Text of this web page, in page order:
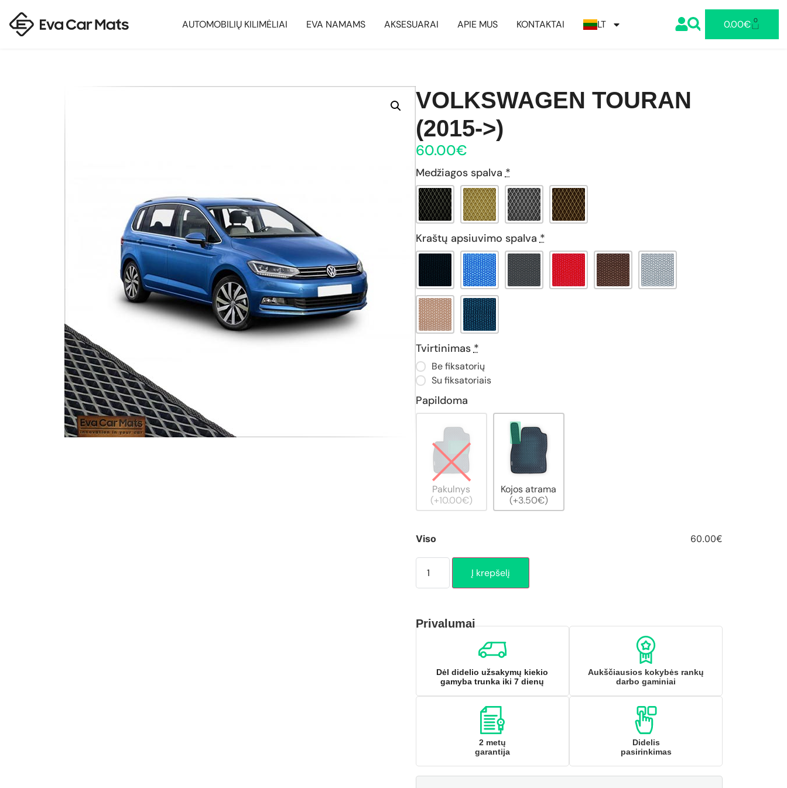
AUTOMOBILIŲ KILIMĖLIAI EVA NAMAMS AKSESUARAI APIE MUS KONTAKTAI LT 0.00€ 0
VOLKSWAGEN TOURAN
(2015->)
60.00€
Medžiagos spalva *
Kraštų apsiuvimo spalva *
Tvirtinimas *
Be fiksatorių
Su fiksatoriais
Papildoma
Pakulnys
(+10.00€)
Kojos atrama
(+3.50€)
Viso 60.00€
Į krepšelį
Privalumai
Dėl didelio užsakymų kiekio
gamyba trunka iki 7 dienų
Aukščiausios kokybės rankų
darbo gaminiai
2 metų
garantija
Didelis
pasirinkimas